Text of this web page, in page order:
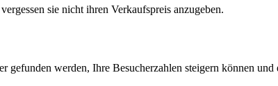
sie nicht ihren Verkaufspreis anzugeben.
gefunden werden, Ihre Besucherzahlen steigern können